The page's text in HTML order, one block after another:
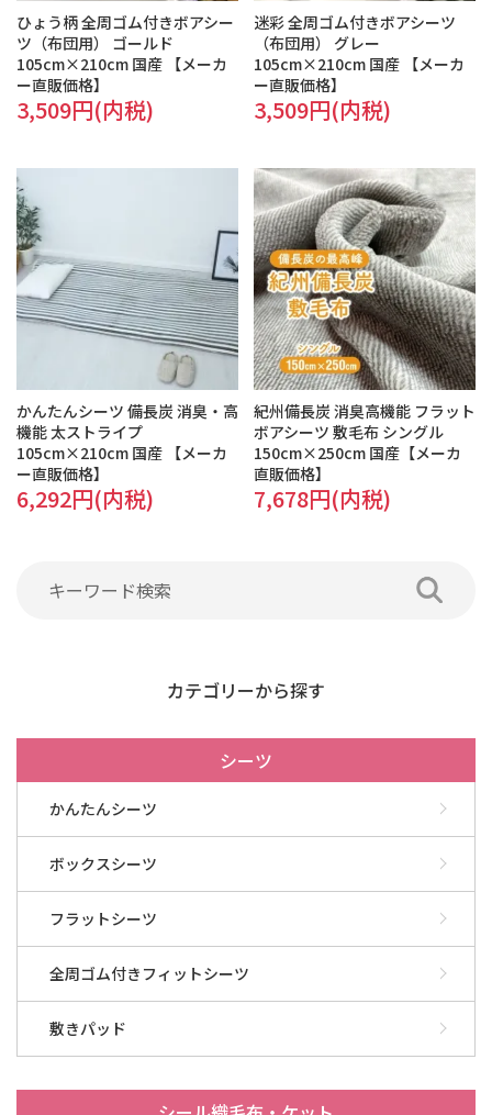
カテゴリーから探す
シーツ
かんたんシーツ
ボックスシーツ
フラットシーツ
全周ゴム付きフィットシーツ
敷きパッド
ひょう柄 全周ゴム付きボアシー
ツ（布団用） ゴールド
105cm×210cm 国産 【メーカ
ー直販価格】
3,509円(内税)
迷彩 全周ゴム付きボアシーツ
（布団用） グレー
105cm×210cm 国産 【メーカ
ー直販価格】
3,509円(内税)
かんたんシーツ 備長炭 消臭・高
機能 太ストライプ
105cm×210cm 国産 【メーカ
ー直販価格】
6,292円(内税)
紀州備長炭 消臭高機能 フラット
ボアシーツ 敷毛布 シングル
150cm×250cm 国産【メーカ
直販価格】
7,678円(内税)